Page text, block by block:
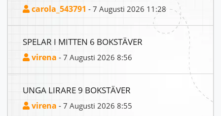
carola_543791 - 7 Augusti 2026 11:28
SPELAR I MITTEN 6 BOKSTÄVER
virena - 7 Augusti 2026 8:56
UNGA LIRARE 9 BOKSTÄVER
virena - 7 Augusti 2026 8:55